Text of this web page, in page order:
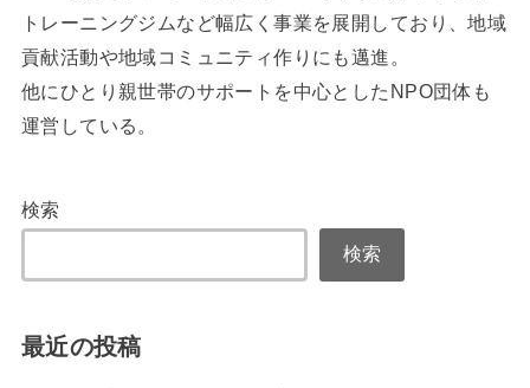
トレーニングジムなど幅広く事業を展開しており、地域
貢献活動や地域コミュニティ作りにも邁進。
他にひとり親世帯のサポートを中心としたNPO団体も
運営している。
検索
検索
最近の投稿